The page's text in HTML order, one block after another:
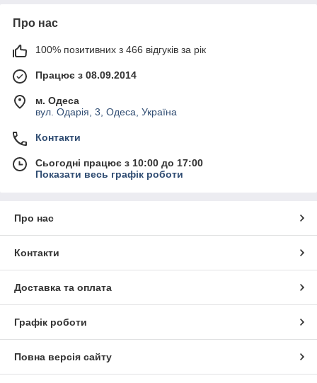
Про нас
100% позитивних з 466 відгуків за рік
Працює з 08.09.2014
м. Одеса
вул. Одарія, 3, Одеса, Україна
Контакти
Сьогодні працює з 10:00 до 17:00
Показати весь графік роботи
Про нас
Контакти
Доставка та оплата
Графік роботи
Повна версія сайту